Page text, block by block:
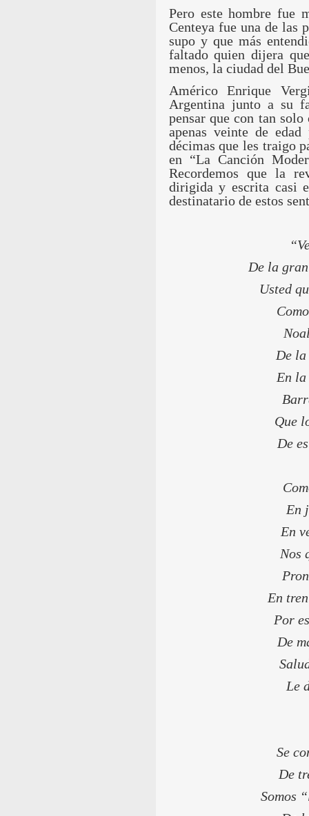
Pero este hombre fue
Centeya fue una de las
supo y que más
faltado quien dijera
menos, la ciudad del
Américo Enrique
Argentina junto a su
pensar que con tan
apenas veinte de edad
décimas que les traigo
en “La Canción
Recordemos que la
dirigida y escrita casi
destinatario de estos
De la
Usted
De
En
Que
De
En
En
Nos
En
Por
De
Le
Se
De
Somos